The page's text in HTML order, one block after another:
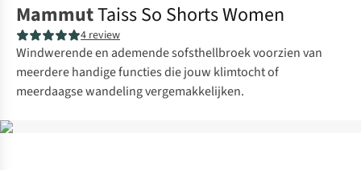
MammutTaiss So Shorts Women
4 review
Windwerende en ademende sofsthellbroek voorzien van
meerdere handige functies die jouw klimtocht of
meerdaagse wandeling vergemakkelijken.